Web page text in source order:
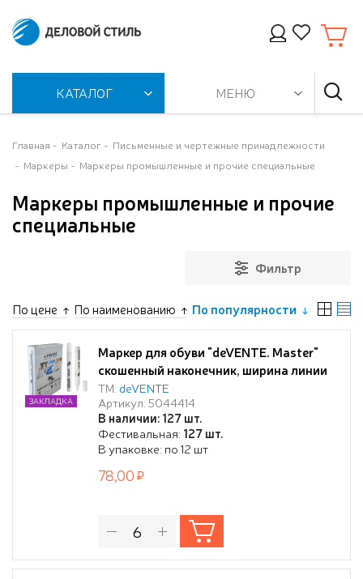
КАТАЛОГ МЕНЮ
Главная Каталог
Письменные и чертежные принадлежности
Маркеры
Маркеры промышленные и прочие специальные
Маркеры промышленные и прочие
специальные
Фильтр
По цене По наименованию По популярности
Маркер для обуви "deVENTE. Master"
скошенный наконечник, ширина линии
письма до 4 мм, белый матовый,
круглый корпус
ТМ: deVENTE
Артикул: 5044414
В наличии: 127 шт.
Фестивальная: 127 шт.
В упаковке: по 12 шт
ЗАКЛАДКА
78,00